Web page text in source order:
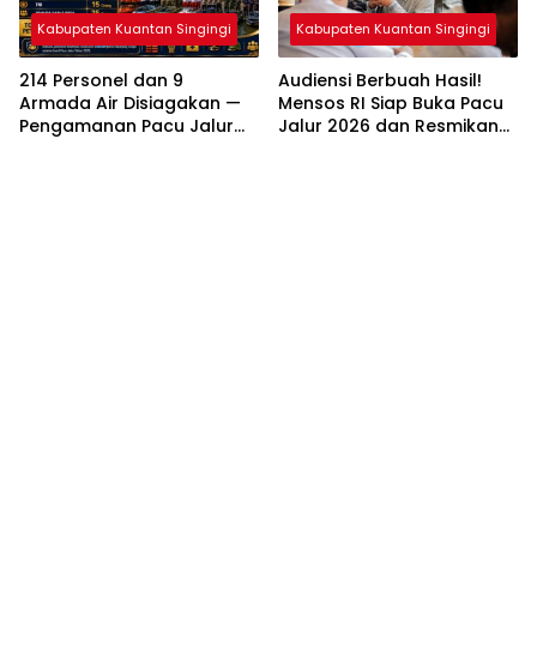
Kabupaten Kuantan Singingi
214 Personel dan 9
Armada Air Disiagakan —
Pengamanan Pacu Jalur
Kabupaten Kuantan Singingi
Audiensi Berbuah Hasil!
Mensos RI Siap Buka Pacu
Jalur 2026 dan Resmikan